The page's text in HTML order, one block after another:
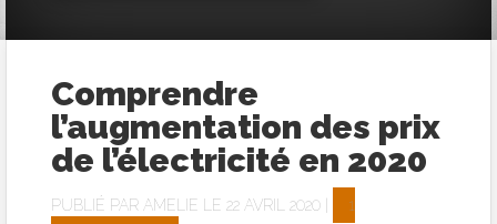
Comprendre
l’augmentation des prix
de l’électricité en 2020
PUBLIÉ PAR AMELIE LE 22 AVRIL 2020 |
1